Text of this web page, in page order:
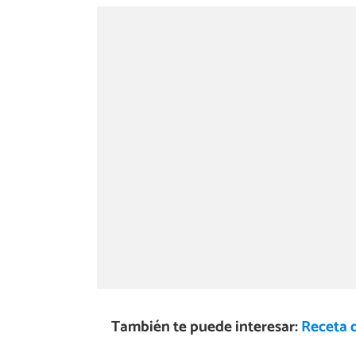
También te puede interesar:Receta